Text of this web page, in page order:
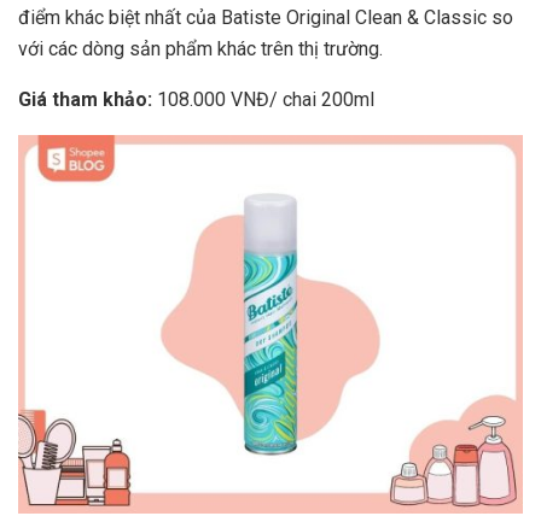
điểm khác biệt nhất của Batiste Original Clean & Classic so
với các dòng sản phẩm khác trên thị trường.
Giá tham khảo: 108.000 VNĐ/ chai 200ml